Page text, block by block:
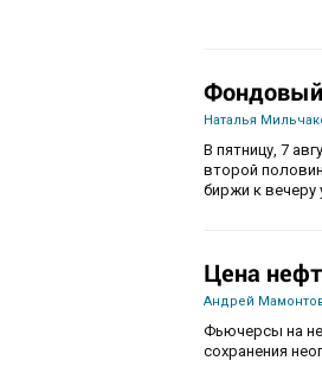
Фондовый
Наталья
В пятницу, 7
второй
биржи к вечеру
Цена
Андрей
Фьючерсы на
сохранения